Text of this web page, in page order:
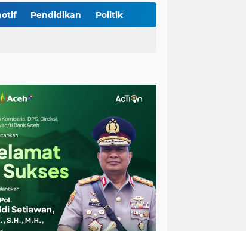
Jaga Stabilitas Wilayah, Koramil Montasik Intensifkan Patroli Keamanan di Desa Binaan
Pendidikan Politik